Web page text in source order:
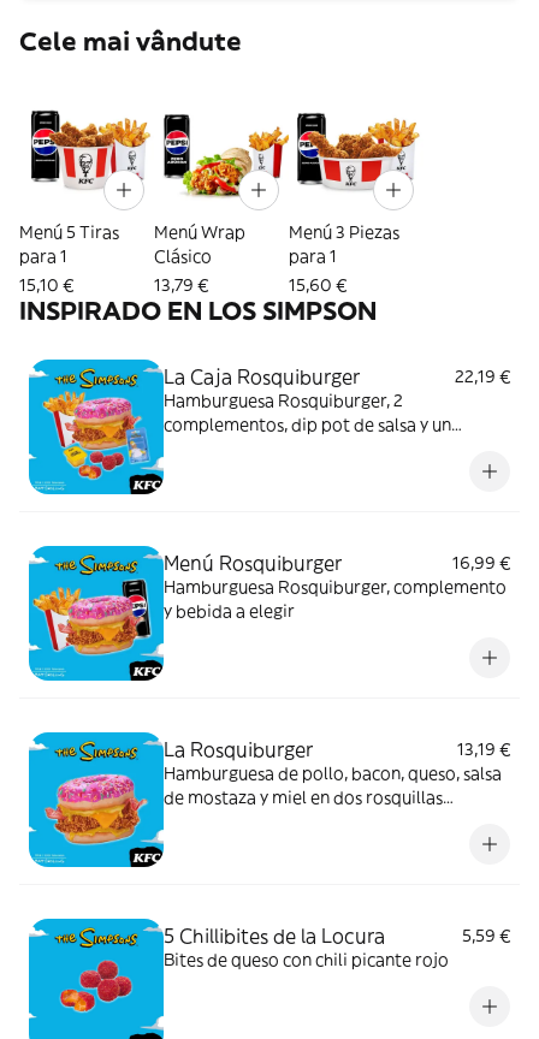
Cele mai vândute
Menú 5 Tiras
para 1
15,10 €
Menú Wrap
Clásico
13,79 €
Menú 3 Piezas
para 1
15,60 €
INSPIRADO EN LOS SIMPSON
La Caja Rosquiburger
22,19 €
Hamburguesa Rosquiburger, 2
complementos, dip pot de salsa y un
Menú Rosquiburger
16,99 €
Hamburguesa Rosquiburger, complemento
y bebida a elegir
La Rosquiburger
13,19 €
Hamburguesa de pollo, bacon, queso, salsa
de mostaza y miel en dos rosquillas
5 Chillibites de la Locura
5,59 €
Bites de queso con chili picante rojo